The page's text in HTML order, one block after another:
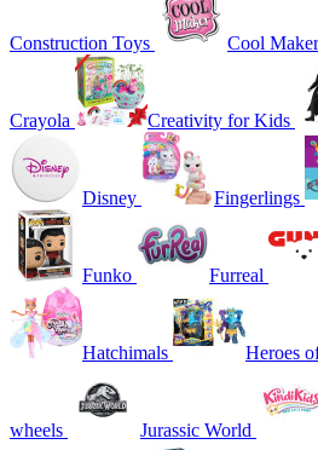
Construction Toys Cool
Crayola Creativity for Kids
Disney Fingerlings
Funko Furreal
Hatchimals Heroes
wheels Jurassic World